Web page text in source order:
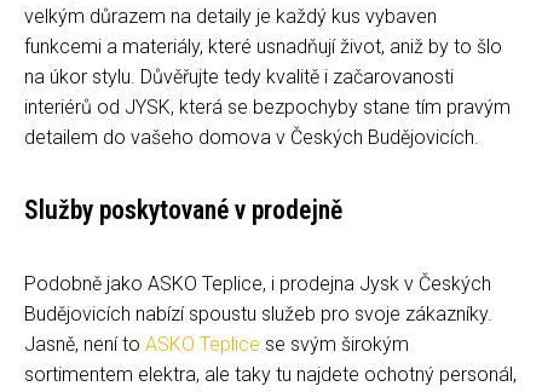
velkým důrazem na detaily je každý kus vybaven
funkcemi a materiály, které usnadňují život, aniž by to šlo
na úkor stylu. Důvěřujte tedy kvalitě i začarovanosti
interiérů od JYSK, která se bezpochyby stane tím pravým
detailem do vašeho domova v Českých Budějovicích.
Služby poskytované v prodejně
Podobně jako ASKO Teplice, i prodejna Jysk v Českých
Budějovicích nabízí spoustu služeb pro svoje zákazníky.
Jasně, není to ASKO Teplice se svým širokým
sortimentem elektra, ale taky tu najdete ochotný personál,